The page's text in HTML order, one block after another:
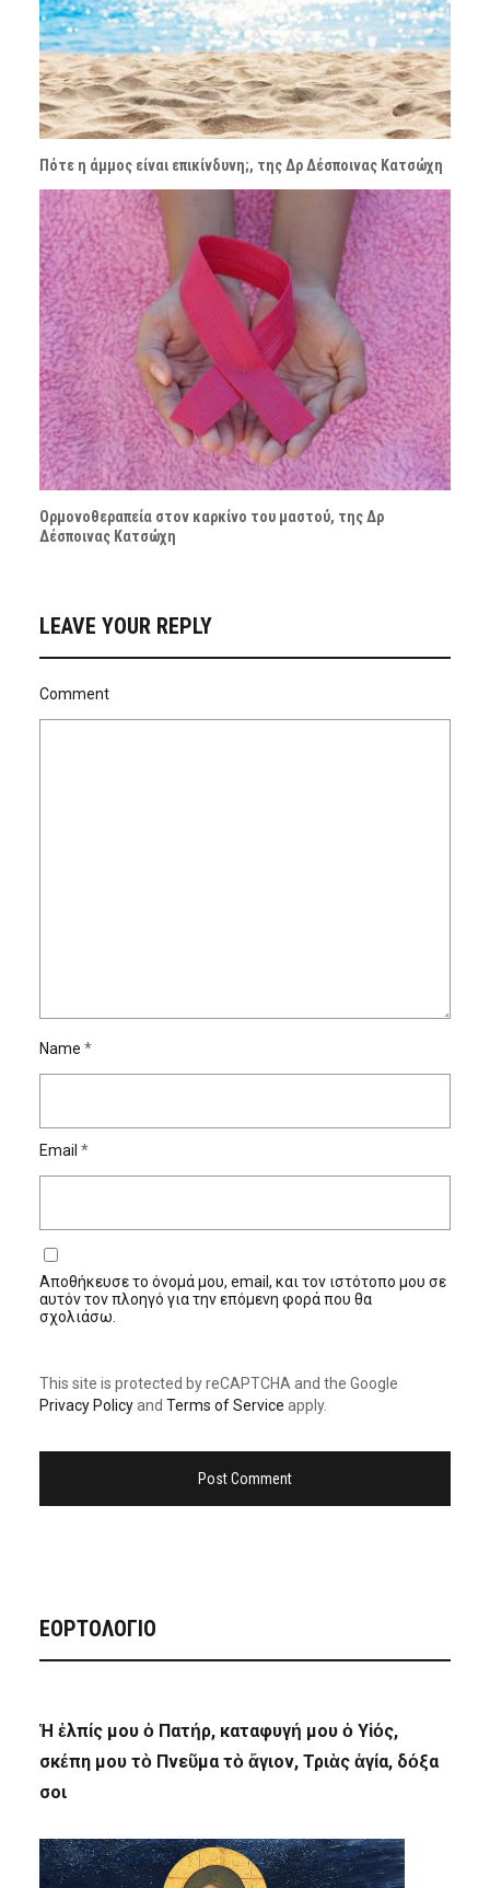
Πότε η άμμος είναι επικίνδυνη;, της Δρ Δέσποινας Κατσώχη
Ορμονοθεραπεία στον καρκίνο του μαστού, της Δρ
Δέσποινας Κατσώχη
LEAVE YOUR REPLY
Comment
Name *
Email *
Αποθήκευσε το όνομά μου, email, και τον ιστότοπο μου σε
αυτόν τον πλοηγό για την επόμενη φορά που θα
σχολιάσω.
This site is protected by reCAPTCHA and the Google
Privacy Policyand Terms of Service apply.
ΕΟΡΤΟΛΟΓΙΟ
Ἡ ἐλπίς μου ὁ Πατήρ, καταφυγή μου ὁ Υἱός,
σκέπη μου τὸ Πνεῦμα τὸ ἅγιον, Τριὰς ἁγία, δόξα
σοι